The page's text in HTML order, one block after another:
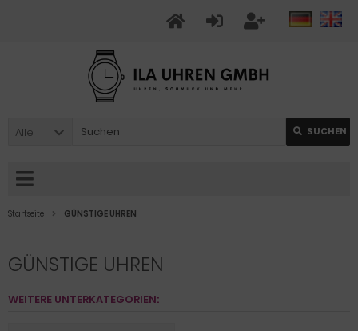
Alle SUCHEN
Startseite GÜNSTIGE UHREN
GÜNSTIGE UHREN
WEITERE UNTERKATEGORIEN: